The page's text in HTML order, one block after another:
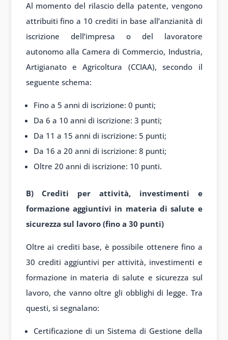
Al momento del rilascio della patente, vengono
attribuiti fino a 10 crediti in base all’anzianità di
iscrizione dell’impresa o del lavoratore
autonomo alla Camera di Commercio, Industria,
Artigianato e Agricoltura (CCIAA), secondo il
seguente schema:
Fino a 5 anni di iscrizione: 0 punti;
Da 6 a 10 anni di iscrizione: 3 punti;
Da 11 a 15 anni di iscrizione: 5 punti;
Da 16 a 20 anni di iscrizione: 8 punti;
Oltre 20 anni di iscrizione: 10 punti.
B) Crediti per attività, investimenti e
formazione aggiuntivi in materia di salute e
sicurezza sul lavoro (fino a 30 punti)
Oltre ai crediti base, è possibile ottenere fino a
30 crediti aggiuntivi per attività, investimenti e
formazione in materia di salute e sicurezza sul
lavoro, che vanno oltre gli obblighi di legge. Tra
questi, si segnalano:
Certificazione di un Sistema di Gestione della